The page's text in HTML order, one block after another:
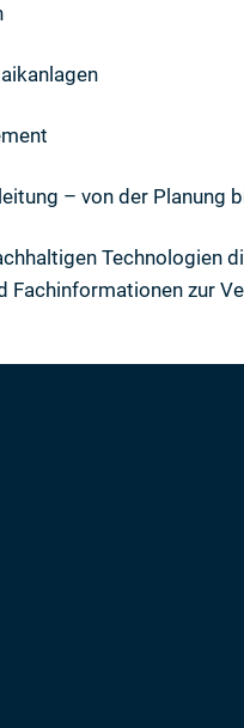
– von der Planung
Technologien
Fachinformationen zur